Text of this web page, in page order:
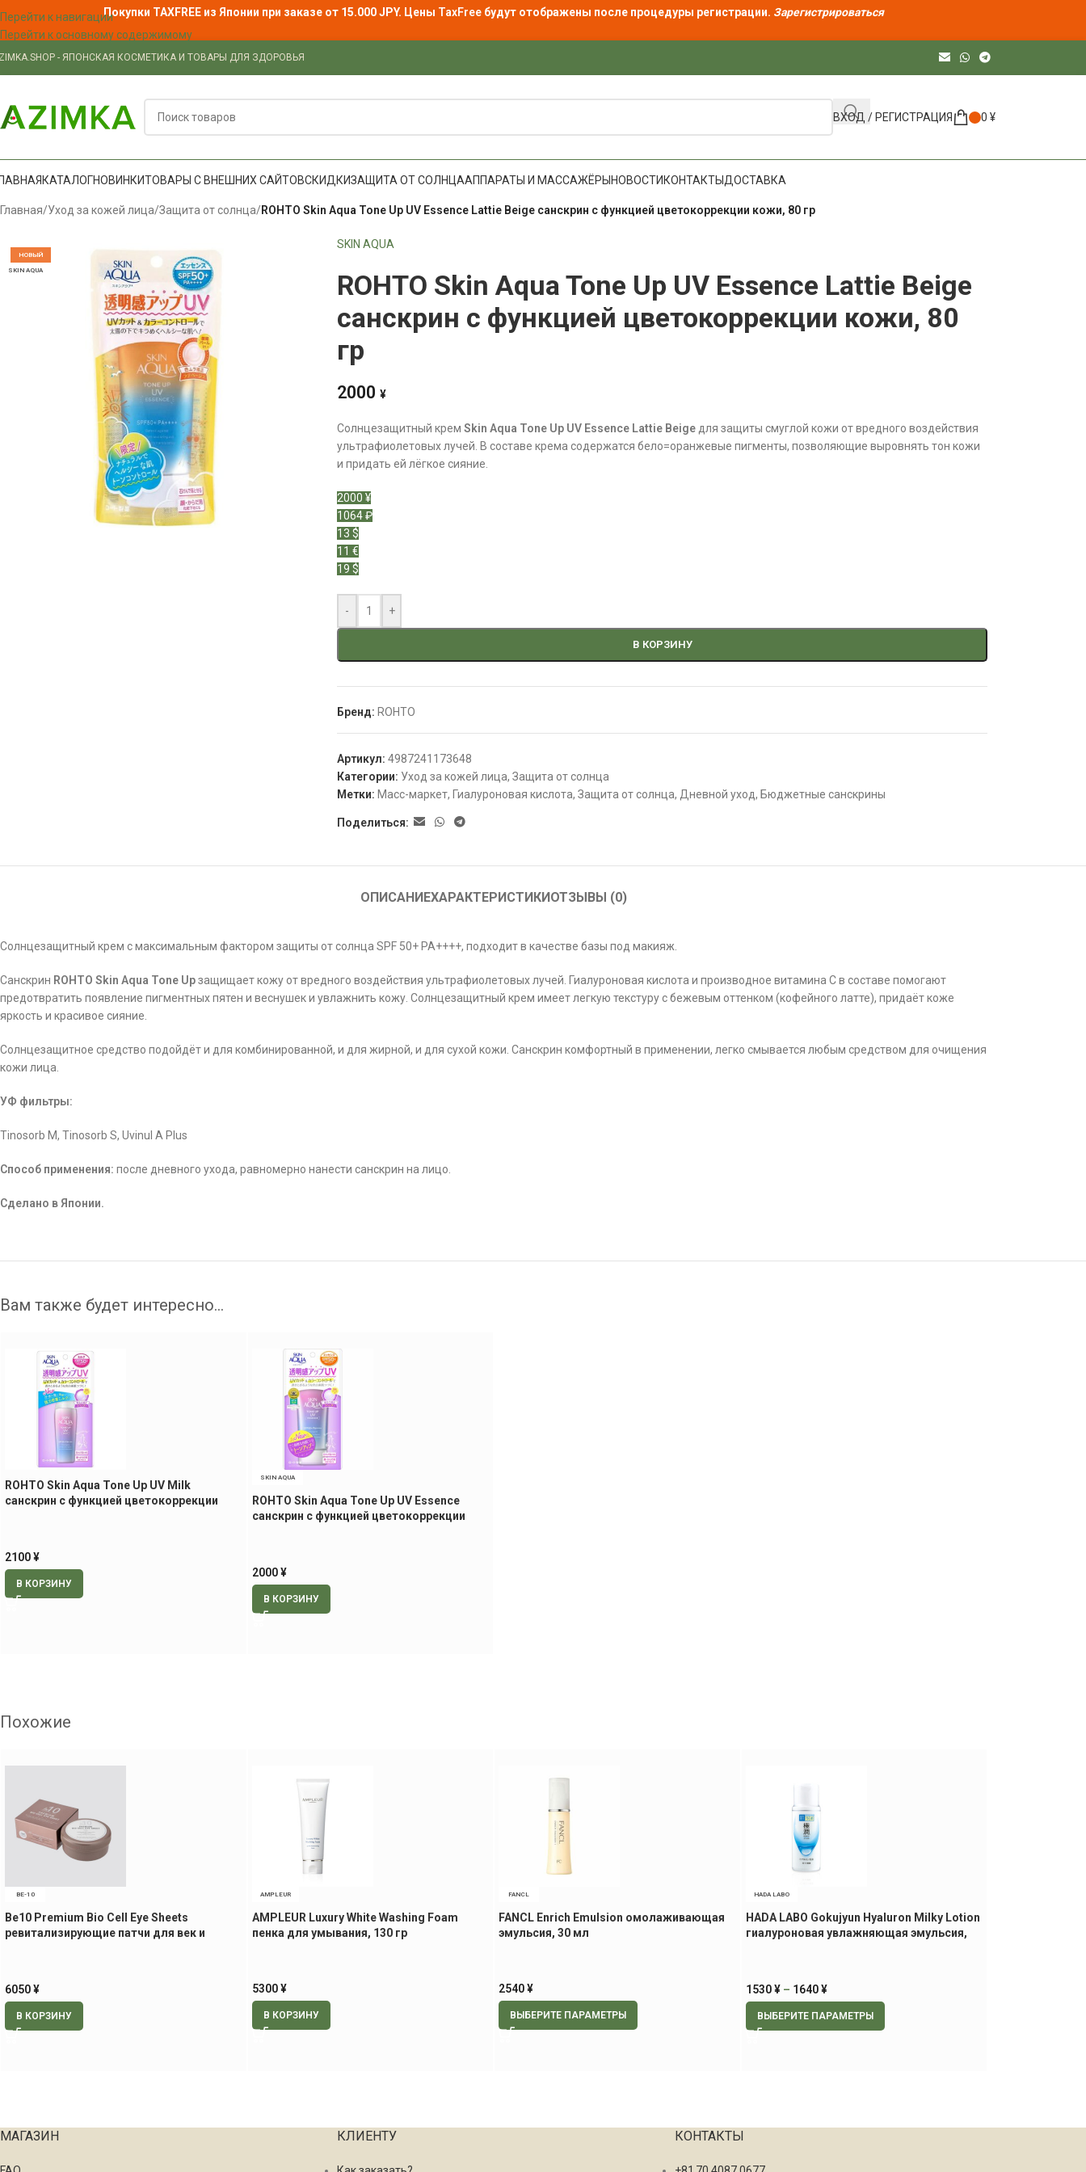
Перейти к навигации
Перейти к основному содержимому
Покупки TAXFREE из Японии при заказе от 15.000 JPY. Цены TaxFree будут отображены после процедуры регистрации. Зарегистрироваться
- ЯПОНСКАЯ КОСМЕТИКА И ТОВАРЫ ДЛЯ ЗДОРОВЬЯ
ВХОД / РЕГИСТРАЦИЯ 0 ¥
КАТАЛОГНОВИНКИТОВАРЫ С ВНЕШНИХ САЙТОВСКИДКИЗАЩИТА ОТ СОЛНЦААППАРАТЫ И МАССАЖЁРЫНОВОСТИКОНТАКТЫДОСТАВКА
Главная/Уход за кожей лица/Защита от солнца/ROHTO Skin Aqua Tone Up UV Essence Lattie Beige санскрин с функцией цветокоррекции кожи, 80 гр
НОВЫЙ
SKIN AQUA
SKIN AQUA
ROHTO Skin Aqua Tone Up UV Essence Lattie Beige
санскрин с функцией цветокоррекции кожи, 80
гр
2000¥
Солнцезащитный кремSkin Aqua Tone Up UV Essence Lattie Beige для защиты смуглой кожи от вредного воздействия
ультрафиолетовых лучей. В составе крема содержатся бело=оранжевые пигменты, позволяющие выровнять тон кожи
и придать ей лёгкое сияние.
2000 ¥
1064 ₽
13 $
11 €
19 $
- +
В КОРЗИНУ
Бренд: ROHTO
Артикул:4987241173648
Категории: Уход за кожей лица, Защита от солнца
Метки: Масс-маркет, Гиалуроновая кислота, Защита от солнца, Дневной уход, Бюджетные санскрины
Поделиться:
ОПИСАНИЕХАРАКТЕРИСТИКИОТЗЫВЫ (0)
Солнцезащитный крем с максимальным фактором защиты от солнца SPF 50+ PA++++, подходит в качестве базы под макияж.
Санскрин ROHTO Skin Aqua Tone Upзащищает кожу от вредного воздействия ультрафиолетовых лучей. Гиалуроновая кислота и производное витамина С в составе помогают
предотвратить появление пигментных пятен и веснушек и увлажнить кожу. Солнцезащитный крем имеет легкую текстуру с бежевым оттенком (кофейного латте), придаёт коже
яркость и красивое сияние.
Солнцезащитное средство подойдёт и для комбинированной, и для жирной, и для сухой кожи. Санскрин комфортный в применении, легко смывается любым средством для очищения
кожи лица.
УФ фильтры:
Tinosorb M, Tinosorb S, Uvinul A Plus
Способ применения: после дневного ухода, равномерно нанести санскрин на лицо.
Сделано в Японии.
Вам также будет интересно…
ROHTO Skin Aqua Tone Up UV Milk
санскрин с функцией цветокоррекции
2100¥
В КОРЗИНУ
SKIN AQUA
ROHTO Skin Aqua Tone Up UV Essence
санскрин с функцией цветокоррекции
2000¥
В КОРЗИНУ
Похожие
BE-10
Be10 Premium Bio Cell Eye Sheets
ревитализирующие патчи для век и
6050¥
В КОРЗИНУ
AMPLEUR
AMPLEUR Luxury White Washing Foam
пенка для умывания, 130 гр
5300¥
В КОРЗИНУ
FANCL
FANCL Enrich Emulsion омолаживающая
эмульсия, 30 мл
2540¥
ВЫБЕРИТЕ ПАРАМЕТРЫ
HADA LABO
HADA LABO Gokujyun Hyaluron Milky Lotion
гиалуроновая увлажняющая эмульсия,
1530¥ – 1640¥
ВЫБЕРИТЕ ПАРАМЕТРЫ
МАГАЗИН КЛИЕНТУ КОНТАКТЫ